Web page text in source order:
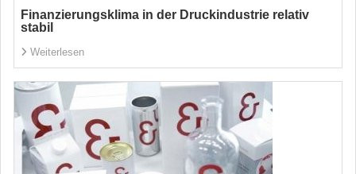
Finanzierungsklima in der Druckindustrie relativ
stabil
Weiterlesen